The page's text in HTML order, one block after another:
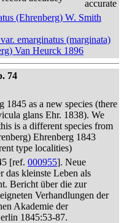
accurate
(Ehrenberg) W. Smith
emarginatus (marginata)
Van Heurck 1896
74
1845 as a new species (there
glans Ehr. 1838). We
is a different species from
Ehrenberg 1843
type localities)
[ref. 000955]. Neue
das kleinste Leben als
Bericht über die zur
Verhandlungen der
Akademie der
1845:53-87.